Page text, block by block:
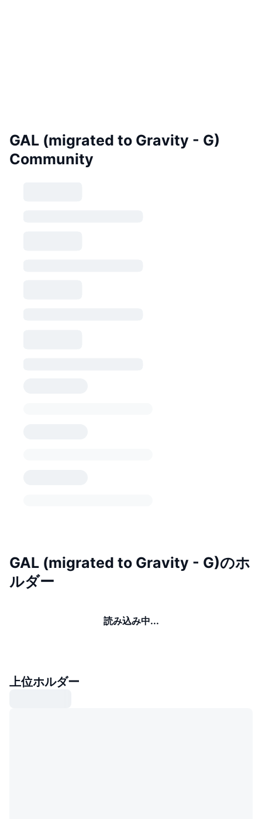
GAL (migrated to Gravity - G)
Community
GAL (migrated to Gravity - G)のホ
ルダー
読み込み中...
上位ホルダー